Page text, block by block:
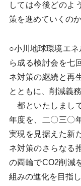
しては今後どのよ
策を進めていくの
○小川地球環境エ
ら成る検討会を七
ネ対策の継続と再
とともに、削減義
都といたしまし
年度を、二〇三〇
実現を見据えた新
ネ対策のさらなる
の両輪でCO2削減
組みの進化を目指